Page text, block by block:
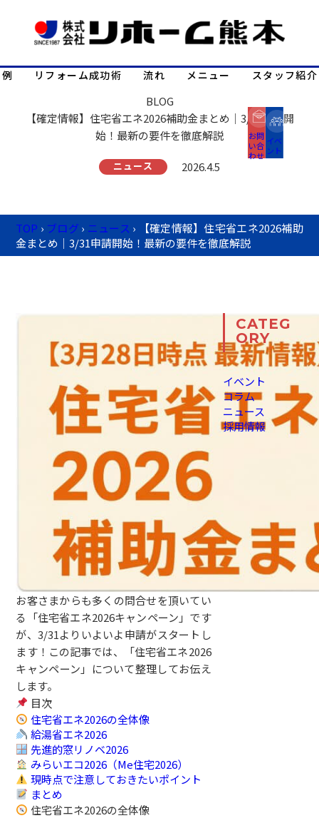
リフォーム成功術 流れ メニュー スタッフ紹介
BLOG
【確定情報】住宅省エネ2026補助金まとめ｜3/31申請開
始！最新の要件を徹底解説
ニュース 2026.4.5
TOP › ブログ › ニュース › 【確定情報】住宅省エネ2026補助
金まとめ｜3/31申請開始！最新の要件を徹底解説
お客さまからも多くの問合せを頂いてい
る「住宅省エネ2026キャンペーン」です
が、3/31よりいよいよ申請がスタートし
ます！この記事では、「住宅省エネ2026
キャンペーン」について整理してお伝え
します。
目次
住宅省エネ2026の全体像
給湯省エネ2026
先進的窓リノベ2026
みらいエコ2026（Me住宅2026）
現時点で注意しておきたいポイント
まとめ
住宅省エネ2026の全体像
CATEG
ORY
イベント
コラム
ニュース
採用情報
お問
い合
わせ
イベ
ント